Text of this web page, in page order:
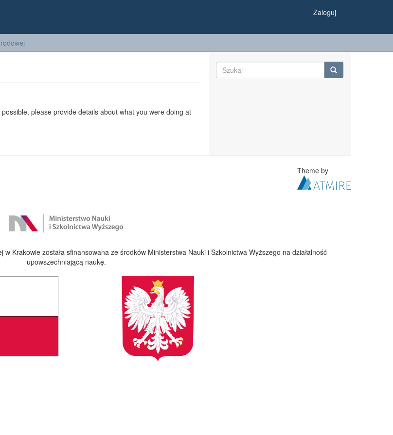
Zaloguj
please provide details about what you were doing at
Theme by
Krakowie została sfinansowana ze środków Ministerstwa Nauki i Szkolnictwa Wyższego na działalność
upowszechniającą naukę.